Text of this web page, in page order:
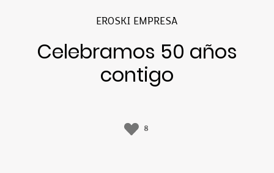
EROSKI EMPRESA
Celebramos 50 años
contigo
8